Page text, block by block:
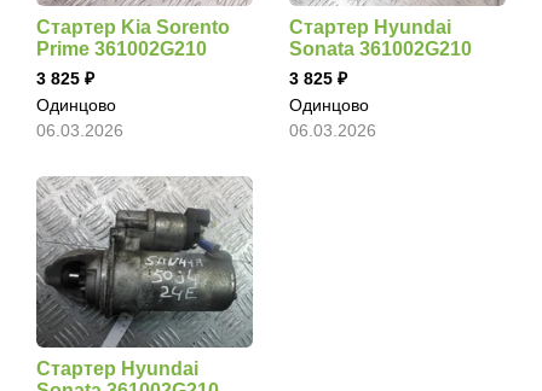
Стартер Kia Sorento
Prime 361002G210
3 825
Одинцово
06.03.2026
Стартер Hyundai
Sonata 361002G210
3 825
Одинцово
06.03.2026
Стартер Hyundai